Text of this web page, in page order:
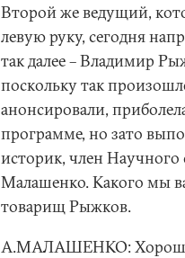
Второй же ведущий,
левую руку, сегодня
так далее – Владимир
поскольку так
анонсировали,
программе, но зато
историк, член Научного
Малашенко. Какого мы
товарищ Рыжков.
А.МАЛАШЕНКО: